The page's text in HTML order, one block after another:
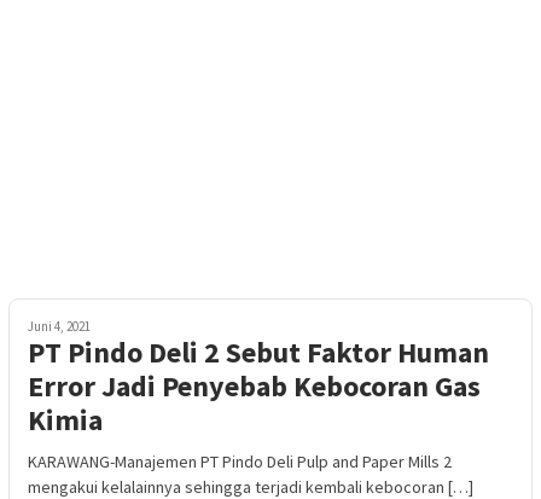
Juni 4, 2021
PT Pindo Deli 2 Sebut Faktor Human
Error Jadi Penyebab Kebocoran Gas
Kimia
KARAWANG-Manajemen PT Pindo Deli Pulp and Paper Mills 2
mengakui kelalainnya sehingga terjadi kembali kebocoran […]